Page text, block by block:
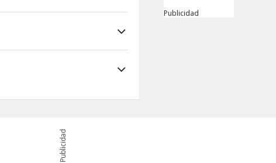
Publicidad
Publicidad